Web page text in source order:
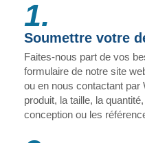
1.
Soumettre votre
Faites-nous part de vos
formulaire de notre site
ou en nous contactant par
produit, la taille, la
conception ou les